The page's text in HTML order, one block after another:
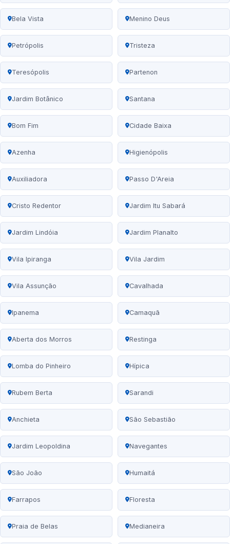
Bela Vista Menino Deus
Petrópolis Tristeza
Teresópolis Partenon
Jardim Botânico Santana
Bom Fim Cidade Baixa
Azenha Higienópolis
Auxiliadora Passo D'Areia
Cristo Redentor Jardim Itu Sabará
Jardim Lindóia Jardim Planalto
Vila Ipiranga Vila Jardim
Vila Assunção Cavalhada
Ipanema Camaquã
Aberta dos Morros Restinga
Lomba do Pinheiro Hípica
Rubem Berta Sarandi
Anchieta São Sebastião
Jardim Leopoldina Navegantes
São João Humaitá
Farrapos Floresta
Praia de Belas Medianeira